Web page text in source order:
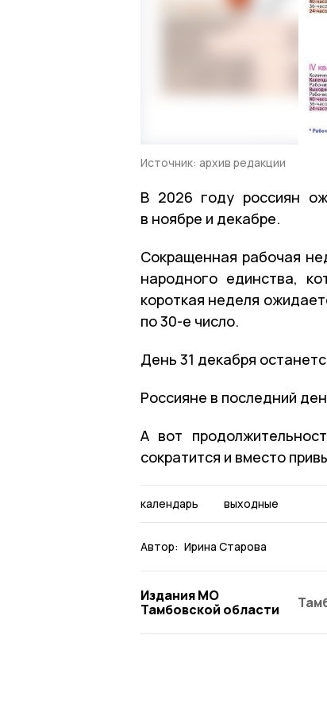
Источник: архив редакции
В 2026 году россиян
в ноябре и декабре.
Сокращенная рабочая
народного единства,
короткая неделя
по 30-е число.
День 31 декабря
Россияне в последний
А вот
сократится и вместо
календарь выходные
Автор: Ирина Старова
Издания МО
Тамбовской области